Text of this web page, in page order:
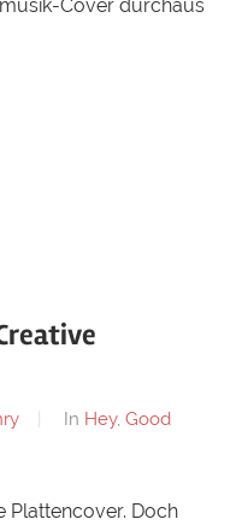
Cover durchaus
In Hey, Good
Plattencover. Doch